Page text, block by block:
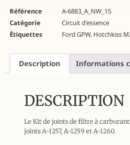
Référence
A-6883_A_NW_15
Catégorie
Circuit d'essence
Étiquettes
Ford GPW, Hotchkiss
Description Informations
DESCRIPTION
Le Kit de joints de filtre à
joints A-1257, A-1259 et A-1260.